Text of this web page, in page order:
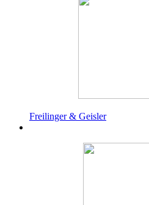
Freilinger & Geisler